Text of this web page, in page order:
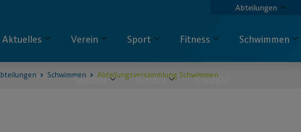
Abteilungen
Aktuelles Verein Sport Fitness Schwimmen
Specials Service Kontakt
Schwimmen Abteilungsversammlung Schwimmen